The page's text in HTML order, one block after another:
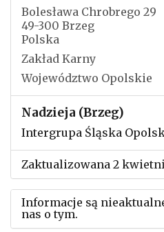
Bolesława Chrobrego 29
49-300 Brzeg
Polska
Zakład Karny
Województwo Opolskie
Nadzieja (Brzeg)
Intergrupa Śląska
Zaktualizowana 2
Informacje są
nas o tym.